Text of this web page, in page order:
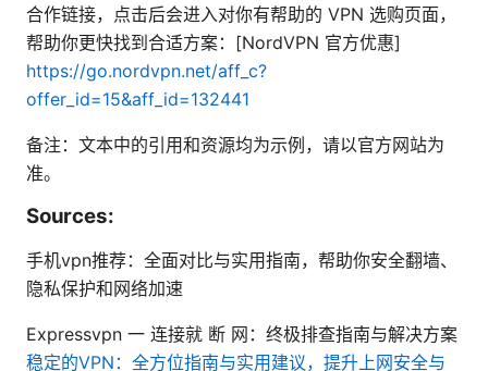
合作链接，点击后会进入对你有帮助的 VPN 选购页面，
帮助你更快找到合适方案：[NordVPN 官方优惠]
https://go.nordvpn.net/aff_c?
offer_id=15&aff_id=132441
备注：文本中的引用和资源均为示例，请以官方网站为
准。
Sources:
手机vpn推荐：全面对比与实用指南，帮助你安全翻墙、
隐私保护和网络加速
Expressvpn 一 连接就 断 网：终极排查指南与解决方案
稳定的VPN：全方位指南与实用建议，提升上网安全与